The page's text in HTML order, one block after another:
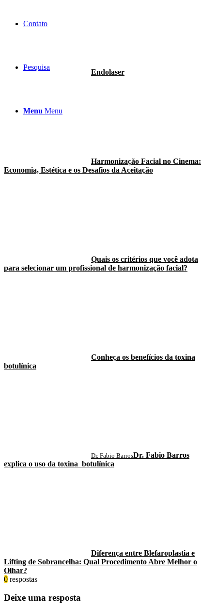
Contato
Pesquisa
Menu Menu
Endolaser
Harmonização Facial no Cinema:
Economia, Estética e os Desafios da Aceitação
Quais os critérios que você adota
para selecionar um profissional de harmonização facial?
Conheça os benefícios da toxina
botulínica
Dr. Fabio BarrosDr. Fabio Barros
explica o uso da toxina botulínica
Diferença entre Blefaroplastia e
Lifting de Sobrancelha: Qual Procedimento Abre Melhor o
Olhar?
0 respostas
Deixe uma resposta